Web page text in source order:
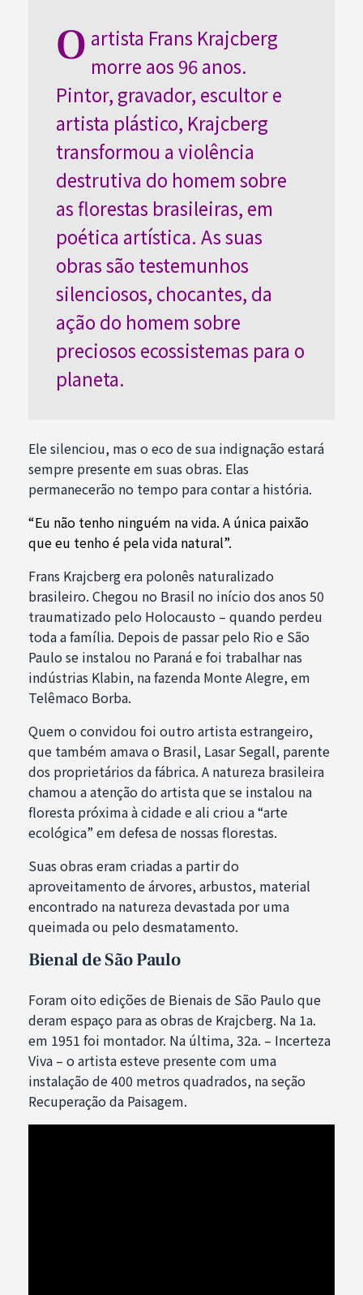
O artista Frans Krajcberg
morre aos 96 anos.
Pintor, gravador, escultor e
artista plástico, Krajcberg
transformou a violência
destrutiva do homem sobre
as florestas brasileiras, em
poética artística. As suas
obras são testemunhos
silenciosos, chocantes, da
ação do homem sobre
preciosos ecossistemas para o
planeta.
Ele silenciou, mas o eco de sua indignação estará
sempre presente em suas obras. Elas
permanecerão no tempo para contar a história.
“Eu não tenho ninguém na vida. A única paixão
que eu tenho é pela vida natural”.
Frans Krajcberg era polonês naturalizado
brasileiro. Chegou no Brasil no início dos anos 50
traumatizado pelo Holocausto – quando perdeu
toda a família. Depois de passar pelo Rio e São
Paulo se instalou no Paraná e foi trabalhar nas
indústrias Klabin, na fazenda Monte Alegre, em
Telêmaco Borba.
Quem o convidou foi outro artista estrangeiro,
que também amava o Brasil, Lasar Segall, parente
dos proprietários da fábrica. A natureza brasileira
chamou a atenção do artista que se instalou na
floresta próxima à cidade e ali criou a “arte
ecológica” em defesa de nossas florestas.
Suas obras eram criadas a partir do
aproveitamento de árvores, arbustos, material
encontrado na natureza devastada por uma
queimada ou pelo desmatamento.
Bienal de São Paulo
Foram oito edições de Bienais de São Paulo que
deram espaço para as obras de Krajcberg. Na 1a.
em 1951 foi montador. Na última, 32a. – Incerteza
Viva – o artista esteve presente com uma
instalação de 400 metros quadrados, na seção
Recuperação da Paisagem.